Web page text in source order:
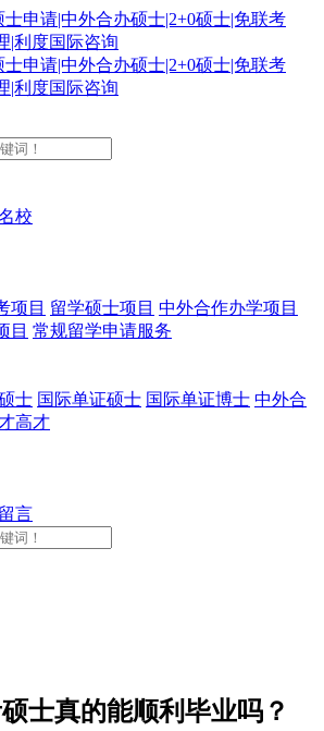
校
项目 留学硕士项目 中外合作办学项目
目 常规留学申请服务
士 国际单证硕士 国际单证博士 中外合
高才
言
士真的能顺利毕业吗？